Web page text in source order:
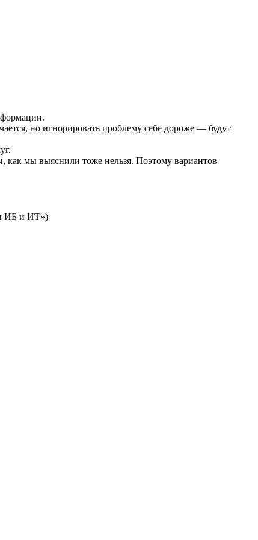
но игнорировать проблему себе дороже — будут
как мы выяснили тоже нельзя. Поэтому вариантов
ИБ и ИТ»)